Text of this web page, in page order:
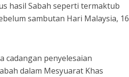
hasil Sabah seperti termaktub
sambutan Hari Malaysia, 16
cadangan penyelesaian
dalam Mesyuarat Khas